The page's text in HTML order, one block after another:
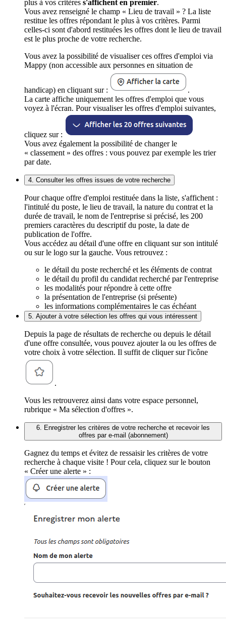
plus à vos critères s'affichent en premier.
Vous avez renseigné le champ « Lieu de travail » ? La liste
restitue les offres répondant le plus à vos critères. Parmi
celles-ci sont d'abord restituées les offres dont le lieu de travail
est le plus proche de votre recherche.
Vous avez la possibilité de visualiser ces offres d'emploi via
Mappy (non accessible aux personnes en situation de
handicap) en cliquant sur :
.
La carte affiche uniquement les offres d'emploi que vous
voyez à l'écran. Pour visualiser les offres d'emploi suivantes,
cliquez sur :
Vous avez également la possibilité de changer le
« classement » des offres : vous pouvez par exemple les trier
par date.
4. Consulter les offres issues de votre recherche
Pour chaque offre d'emploi restituée dans la liste, s'affichent :
l'intitulé du poste, le lieu de travail, la nature du contrat et la
durée de travail, le nom de l'entreprise si précisé, les 200
premiers caractères du descriptif du poste, la date de
publication de l'offre.
Vous accédez au détail d'une offre en cliquant sur son intitulé
ou sur le logo sur la gauche. Vous retrouvez :
le détail du poste recherché et les éléments de contrat
le détail du profil du candidat recherché par l'entreprise
les modalités pour répondre à cette offre
la présentation de l'entreprise (si présente)
les informations complémentaires le cas échéant
5. Ajouter à votre sélection les offres qui vous intéressent
Depuis la page de résultats de recherche ou depuis le détail
d'une offre consultée, vous pouvez ajouter la ou les offres de
votre choix à votre sélection. Il suffit de cliquer sur l'icône
.
Vous les retrouverez ainsi dans votre espace personnel,
rubrique « Ma sélection d'offres ».
6. Enregistrer les critères de votre recherche et recevoir les
offres par e-mail (abonnement)
Gagnez du temps et évitez de ressaisir les critères de votre
recherche à chaque visite ! Pour cela, cliquez sur le bouton
« Créer une alerte » :